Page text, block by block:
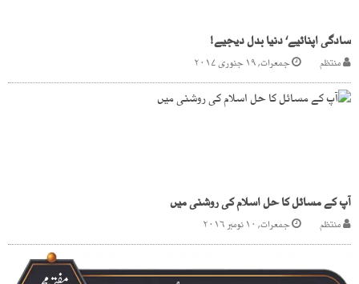
سادگی اپنائیے‘ دنیا بدل دیجیے!
منتظم جمعرات, ۱۹ جنوری ۲۰۱۷
آپ کے مسائل کا حل اسلام کی روشنی میں
منتظم جمعرات, ۱۰ نومبر ۲۰۱۶